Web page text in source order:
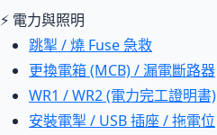
⚡ 電力與照明
跳掣 / 燒 Fuse 急救
更換電箱 (MCB) / 漏電斷路器
WR1 / WR2 (電力完工證明書)
安裝電掣 / USB 插座 / 拖電位